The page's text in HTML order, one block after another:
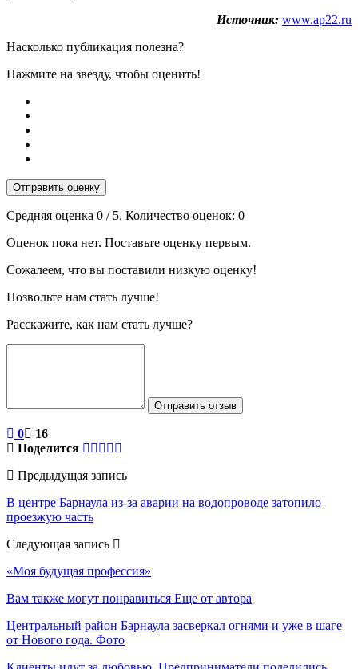
Источник: www.ap22.ru
Насколько публикация полезна?
Нажмите на звезду, чтобы оценить!
Отправить оценку
Средняя оценка 0 / 5. Количество оценок: 0
Оценок пока нет. Поставьте оценку первым.
Сожалеем, что вы поставили низкую оценку!
Позвольте нам стать лучше!
Расскажите, как нам стать лучше?
Отправить отзыв
0
16
Поделится
Предыдущая запись
В центре Барнаула из-за аварии на водопроводе затопило
проезжую часть
Следующая запись
«Моя будущая профессия»
Вам также могут понравиться Еще от автора
Центральный район Барнаула засверкал огнями и уже в шаге
от Нового года. Фото